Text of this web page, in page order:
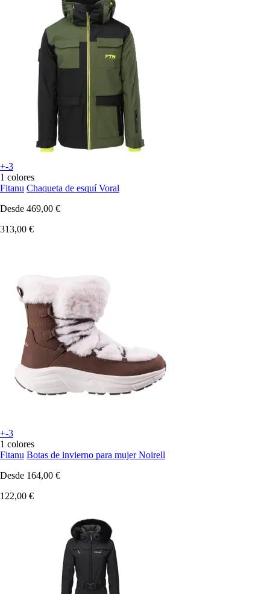
+-3
1 colores
Fitanu Chaqueta de esquí Voral
Desde 469,00 €
313,00 €
+-3
1 colores
Fitanu Botas de invierno para mujer Noirell
Desde 164,00 €
122,00 €